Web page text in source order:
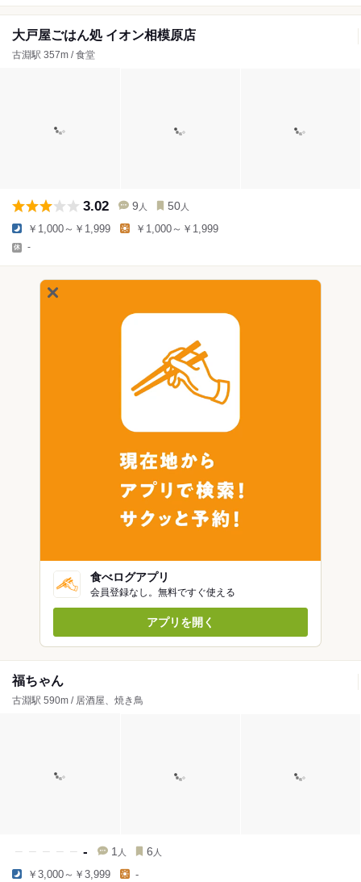
大戸屋ごはん処 イオン相模原店
古淵駅 357m / 食堂
3.02 9 人 50 人
￥1,000～￥1,999 ￥1,000～￥1,999
-
食べログアプリ
会員登録なし。無料ですぐ使える
アプリを開く
福ちゃん
古淵駅 590m / 居酒屋、焼き鳥
- 1 人 6 人
￥3,000～￥3,999 -